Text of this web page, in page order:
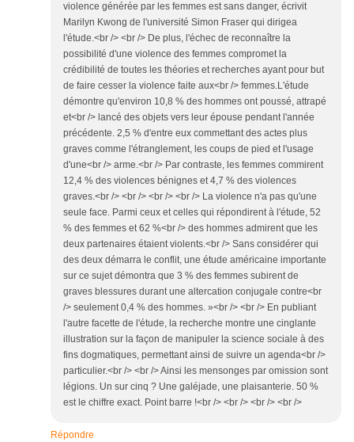
violence générée par les femmes est sans danger, écrivit
Marilyn Kwong de l'université Simon Fraser qui dirigea
l'étude.<br /> <br /> De plus, l'échec de reconnaître la
possibilité d'une violence des femmes compromet la
crédibilité de toutes les théories et recherches ayant pour but
de faire cesser la violence faite aux<br /> femmes.L'étude
démontre qu'environ 10,8 % des hommes ont poussé, attrapé
et<br /> lancé des objets vers leur épouse pendant l'année
précédente. 2,5 % d'entre eux commettant des actes plus
graves comme l'étranglement, les coups de pied et l'usage
d'une<br /> arme.<br /> Par contraste, les femmes commirent
12,4 % des violences bénignes et 4,7 % des violences
graves.<br /> <br /> <br /> <br /> La violence n'a pas qu'une
seule face. Parmi ceux et celles qui répondirent à l'étude, 52
% des femmes et 62 %<br /> des hommes admirent que les
deux partenaires étaient violents.<br /> Sans considérer qui
des deux démarra le conflit, une étude américaine importante
sur ce sujet démontra que 3 % des femmes subirent de
graves blessures durant une altercation conjugale contre<br
/> seulement 0,4 % des hommes. »<br /> <br /> En publiant
l'autre facette de l'étude, la recherche montre une cinglante
illustration sur la façon de manipuler la science sociale à des
fins dogmatiques, permettant ainsi de suivre un agenda<br />
particulier.<br /> <br /> Ainsi les mensonges par omission sont
légions. Un sur cinq ? Une galéjade, une plaisanterie. 50 %
est le chiffre exact. Point barre !<br /> <br /> <br /> <br />
Répondre